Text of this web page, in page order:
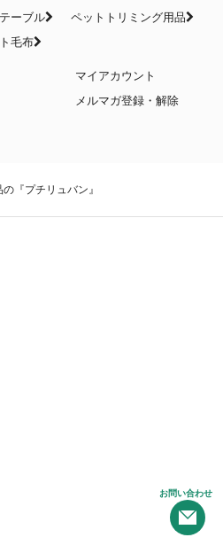
お問い合わせ
ーブル
ペットトリミング用品
毛布
マイアカウント
メルマガ登録・解除
『プチリュバン』